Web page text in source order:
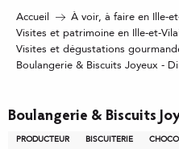
Accueil
À voir, à faire en Ille-
Visites et patrimoine en Ille-et-
Visites et dégustations
Boulangerie & Biscuits Joyeux -
Boulangerie & Biscuits
PRODUCTEUR BISCUITERIE